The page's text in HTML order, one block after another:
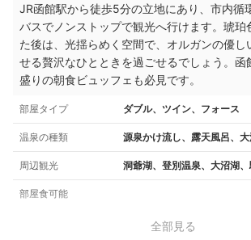
JR函館駅から徒歩5分の立地にあり、市内循
バスでノンストップで観光へ行けます。琥珀
た後は、光揺らめく空間で、オルガンの優し
せる贅沢なひとときを過ごせるでしょう。函
盛りの朝食ビュッフェも必見です。
部屋タイプ ダブル、ツイン、フォース
温泉の種類 源泉かけ流し、露天風呂、
周辺観光 洞爺湖、登別温泉、大沼湖
部屋食可能
全部見る